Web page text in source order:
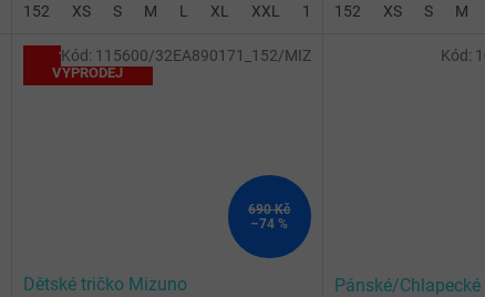
104-116 128-140 2XL-3XL
152 XS S M L XL XXL 128-140
152 XS S M
TOTÁLNÍ
VÝPRODEJ
690 Kč
–74 %
Dětské tričko Mizuno
Kód: 115600/32EA890171_152/MIZ
Pánské/
Kód: